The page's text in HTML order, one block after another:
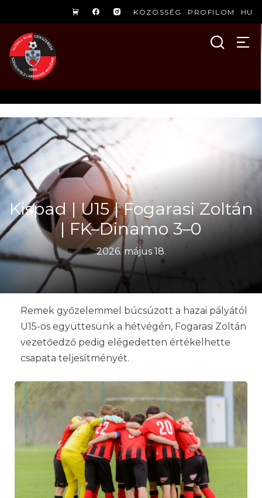
KÖZÖSSÉG PROFILOM HU
Kispad | U15 | Fogarasi Zoltán
| FK–Dinamo 3–0
2026. május 18.
Remek győzelemmel búcsúzott a hazai pályától
U15-ös együttesünk a hétvégén, Fogarasi Zoltán
vezetőedző pedig elégedetten értékelhette
csapata teljesítményét.